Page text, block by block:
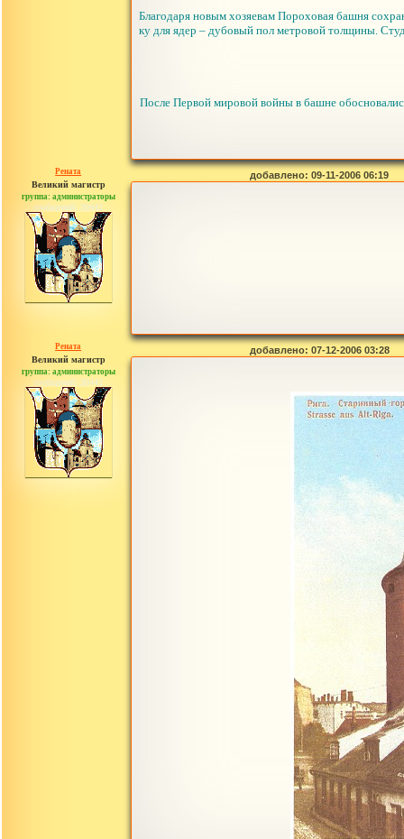
Благодаря новым хозяевам Пороховая башня
ку для ядер – дубовый пол метровой толщины.
После Первой мировой войны в башне
Рената
Великий магистр
группа: администраторы
сообщений: 30442
добавлено: 09-11-2006 06:19
Рената
Великий магистр
группа: администраторы
сообщений: 30442
добавлено: 07-12-2006 03:28